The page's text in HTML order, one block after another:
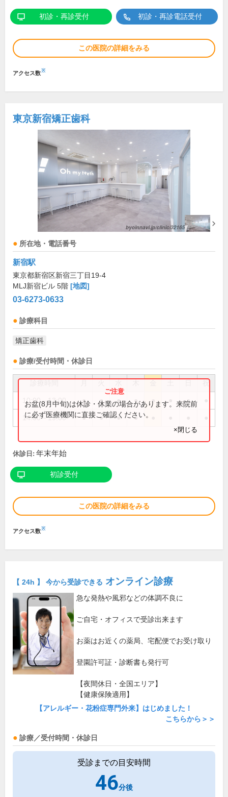
初診・再診受付 初診・再診電話受付
この医院の詳細をみる
アクセス数※
東京新宿矯正歯科
所在地・電話番号
新宿駅
東京都新宿区新宿三丁目19-4
MLJ新宿ビル 5階 [地図]
03-6273-0633
診療科目
矯正歯科
診療/受付時間・休診日
祝
10:00～13:00 ● ● ● ● ● ●
14:00～19:00 ● ● ● ●
お盆(8月中旬)は休診・休業の場合があります。来院前
に必ず医療機関に直接ご確認ください。
×閉じる
休診日: 年末年始
初診受付
この医院の詳細をみる
アクセス数※
【 24h 】 今から受診できる オンライン診療
急な発熱や風邪などの体調不良に
ご自宅・オフィスで受診出来ます
お薬はお近くの薬局、宅配便でお受け取り
登園許可証・診断書も発行可
【夜間休日・全国エリア】
【健康保険適用】
【アレルギー・花粉症専門外来】はじめました！
こちらから＞＞
診療／受付時間・休診日
受診までの目安時間
46分後